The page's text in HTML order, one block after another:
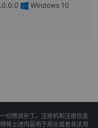
Windows 10
切修改补丁、注册机和注册信息
将上述内容用于商业或者非法用